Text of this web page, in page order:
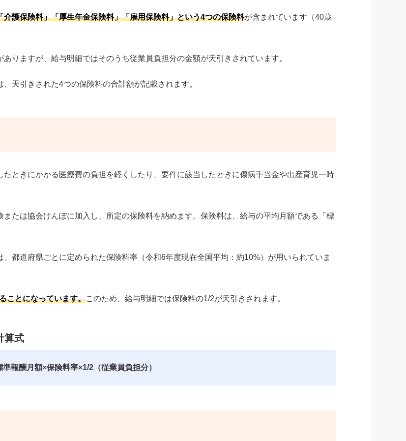
介護保険料」「厚生年金保険料」「雇用保険料」という4つの保険料が含まれています（40歳
りますが、給与明細ではそのうち従業員負担分の金額が天引きされています。
天引きされた4つの保険料の合計額が記載されます。
ときにかかる医療費の負担を軽くしたり、要件に該当したときに傷病手当金や出産育児一時
たは協会けんぽに加入し、所定の保険料を納めます。保険料は、給与の平均月額である「標
都道府県ごとに定められた保険料率（令和6年度現在全国平均：約10%）が用いられていま
ことになっています。このため、給与明細では保険料の1/2が天引きされます。
算式
準報酬月額×保険料率×1/2（従業員負担分）